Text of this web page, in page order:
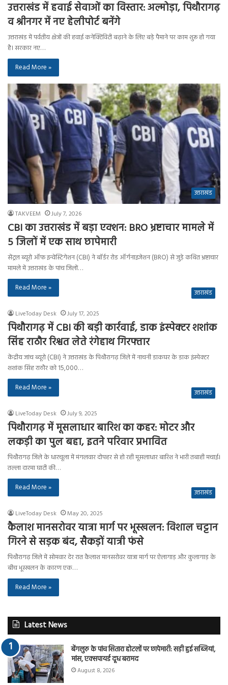
उत्तराखंड में हवाई सेवाओं का विस्तार: अल्मोड़ा, पिथौरागढ़
व श्रीनगर में नए हेलीपोर्ट बनेंगे
उत्तराखंड में पर्वतीय क्षेत्रों की हवाई कनेक्टिविटी बढ़ाने के लिए बड़े पैमाने पर काम शुरू हो गया
है। सरकार नए…
Read More »
उत्तराखंड
TAKVEEM July 7, 2026
CBI का उत्तराखंड में बड़ा एक्शन: BRO भ्रष्टाचार मामले में
5 जिलों में एक साथ छापेमारी
सेंट्रल ब्यूरो ऑफ इन्वेस्टिगेशन (CBI) ने बॉर्डर रोड ऑर्गनाइजेशन (BRO) से जुड़े कथित भ्रष्टाचार
मामले में उत्तराखंड के पांच जिलों…
Read More »
उत्तराखंड
LiveToday Desk July 17, 2025
पिथौरागढ़ में CBI की बड़ी कार्रवाई, डाक इंस्पेक्टर शशांक
सिंह राठौर रिश्वत लेते रंगेहाथ गिरफ्तार
केंद्रीय जांच ब्यूरो (CBI) ने उत्तराखंड के पिथौरागढ़ जिले में नाचनी डाकघर के डाक इंस्पेक्टर
शशांक सिंह राठौर को 15,000…
Read More »
उत्तराखंड
LiveToday Desk July 9, 2025
पिथौरागढ़ में मूसलाधार बारिश का कहर: मोटर और
लकड़ी का पुल बहा, इतने परिवार प्रभावित
पिथौरागढ़ जिले के धारचूला में मंगलवार दोपहर से हो रही मूसलाधार बारिश ने भारी तबाही मचाई।
तल्ला दारमा घाटी की…
Read More »
उत्तराखंड
LiveToday Desk May 20, 2025
कैलाश मानसरोवर यात्रा मार्ग पर भूस्खलन: विशाल चट्टान
गिरने से सड़क बंद, सैकड़ों यात्री फंसे
पिथौरागढ़ जिले में सोमवार देर रात कैलाश मानसरोवर यात्रा मार्ग पर ऐलागाड़ और कुलागाड़ के
बीच भूस्खलन के कारण एक…
Read More »
Latest News
बेंगलुरु के पांच सितारा होटलों पर छापेमारी: सड़ी हुई सब्जियां,
मांस, एक्सपायर्ड दूध बरामद
August 8, 2026